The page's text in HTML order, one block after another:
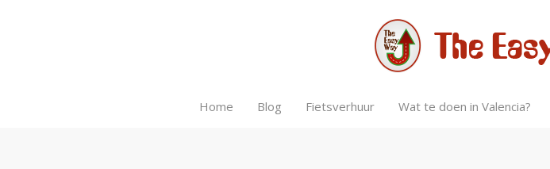
Home Blog Fietsverhuur Wat te doen in Valencia?